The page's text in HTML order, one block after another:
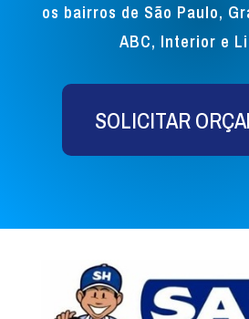
os bairros de São Paulo,
ABC, Interior e
SOLICITAR